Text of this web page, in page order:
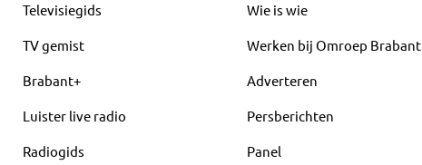
Televisiegids
TV gemist
Brabant+
Luister live radio
Radiogids
Wie is wie
Werken bij Omroep Brabant
Adverteren
Persberichten
Panel